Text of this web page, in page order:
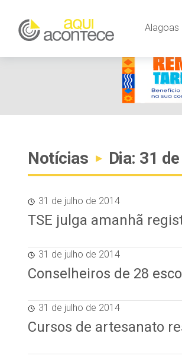
Alagoas
Notícias ▸ Dia: 31
31 de julho de 2014
TSE julga amanhã
31 de julho de 2014
Conselheiros de 28
31 de julho de 2014
Cursos de artesanato